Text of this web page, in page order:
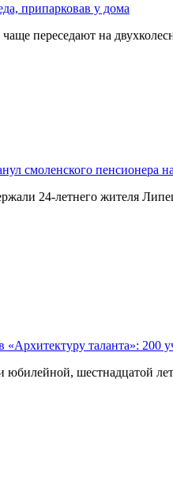
припарковав у дома
переседают на
смоленского пенсионера
24-летнего жителя
таланта»: 200
юбилейной, шестнадцатой